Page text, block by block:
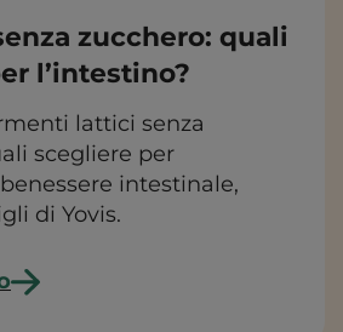
zucchero: quali
l’intestino?
lattici senza
scegliere per
intestinale,
di Yovis.